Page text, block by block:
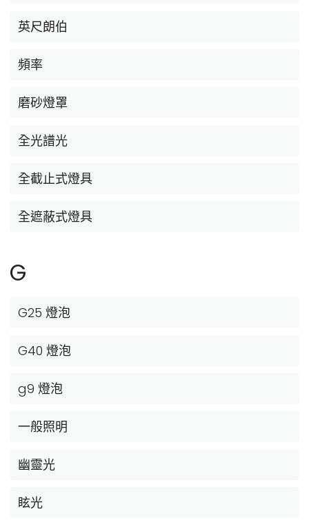
英尺朗伯
頻率
磨砂燈罩
全光譜光
全截止式燈具
全遮蔽式燈具
G
G25 燈泡
G40 燈泡
g9 燈泡
一般照明
幽靈光
眩光